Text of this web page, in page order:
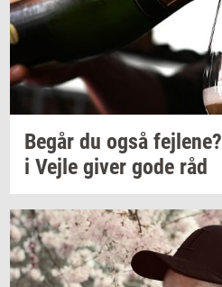
Begår du også fejl­e­ne?
i Vejle giver gode råd